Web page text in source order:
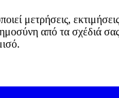
μετρήσεις,
από τα σχέδιά